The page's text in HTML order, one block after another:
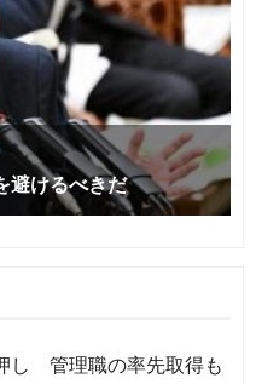
し 管理職の率先取得も